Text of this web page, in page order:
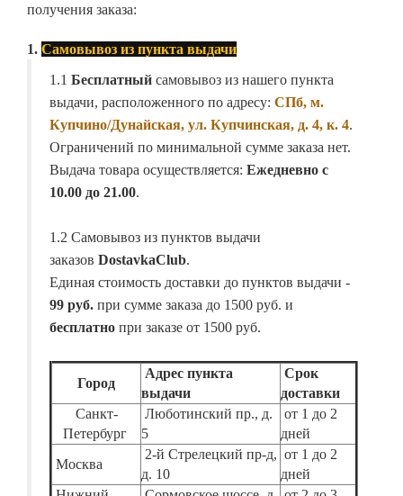
получения заказа:
1. Самовывоз из пункта выдачи
1.1 Бесплатный самовывоз из нашего пункта
выдачи, расположенного по адресу: СПб, м.
Купчино/Дунайская, ул. Купчинская, д. 4, к. 4.
Ограничений по минимальной сумме заказа нет.
Выдача товара осуществляется: Ежедневно с
10.00 до 21.00.
1.2 Самовывоз из пунктов выдачи
заказов DostavkaClub.
Единая стоимость доставки до пунктов выдачи -
99 руб. при сумме заказа до 1500 руб. и
бесплатно при заказе от 1500 руб.
Город
Адрес пункта
выдачи
Срок
доставки
Санкт-
Петербург
Люботинский пр., д.
5
от 1 до 2
дней
Москва
2-й Стрелецкий пр-д,
д. 10
от 1 до 2
дней